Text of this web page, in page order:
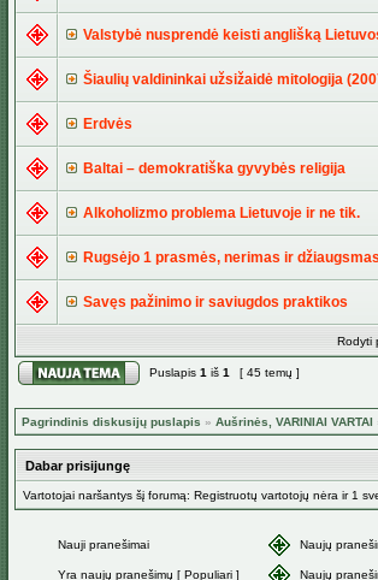
Valstybė nusprendė keisti anglišką
Šiaulių valdininkai užsižaidė mitologija
Erdvės
Baltai – demokratiška gyvybės religija
Alkoholizmo problema Lietuvoje ir ne tik.
Rugsėjo 1 prasmės, nerimas ir džiaugsmas
Savęs pažinimo ir saviugdos praktikos
Rodyti
Puslapis 1 iš 1 [ 45 temų ]
Pagrindinis diskusijų puslapis » Aušrinės, VARINIAI VARTAI
Dabar prisijungę
Vartotojai naršantys šį forumą: Registruotų vartotojų nėra ir 1
Nauji pranešimai Naujų
Yra naujų pranešimų [ Populiari ] Naujų